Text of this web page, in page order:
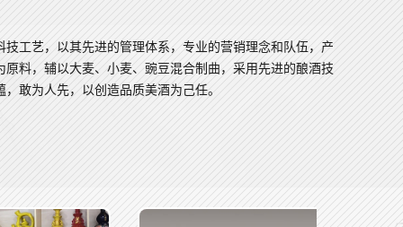
工艺，以其先进的管理体系，专业的营销理念和队伍，产
料，辅以大麦、小麦、豌豆混合制曲，采用先进的酿酒技
敢为人先，以创造品质美酒为己任。